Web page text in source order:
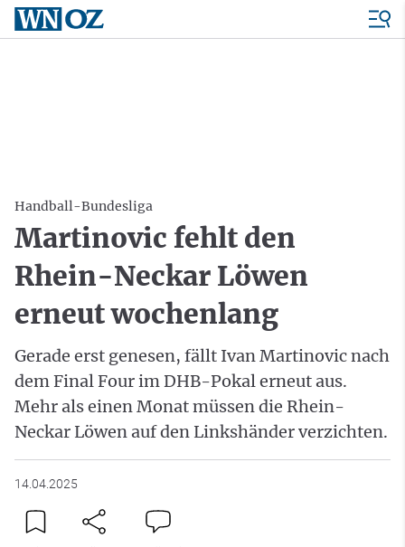
Handball-Bundesliga
Martinovic fehlt den
Rhein-Neckar Löwen
erneut wochenlang
Gerade erst genesen, fällt Ivan Martinovic nach
dem Final Four im DHB-Pokal erneut aus.
Mehr als einen Monat müssen die Rhein-
Neckar Löwen auf den Linkshänder verzichten.
14.04.2025